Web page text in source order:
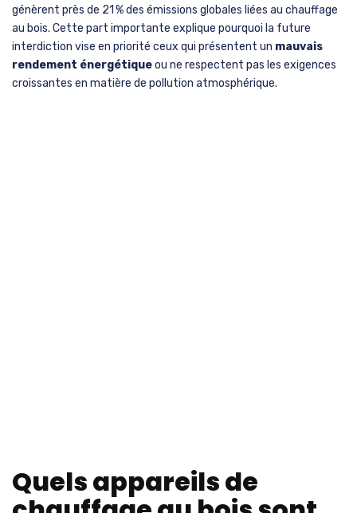
génèrent près de 21 % des émissions globales liées au chauffage
au bois. Cette part importante explique pourquoi la future
interdiction vise en priorité ceux qui présentent un mauvais
rendement énergétiqueou ne respectent pas les exigences
croissantes en matière de pollution atmosphérique.
Quels appareils de